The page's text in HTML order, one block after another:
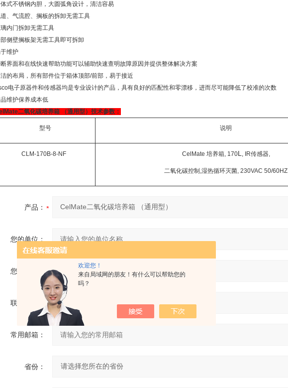
欢迎您！
来自局域网的朋友！有什么可以帮助您的
吗？
式不锈钢内胆，大圆弧角设计，清洁容易
、气流腔、搁板的拆卸无需工具
内门拆卸无需工具
侧壁搁板架无需工具即可拆卸
维护
界面和在线快速帮助功能可以辅助快速查明故障原因并提供整体解决方案
的布局，所有部件位于箱体顶部/前部，易于接近
电子原器件和传感器均是专业设计的产品，具有良好的匹配性和零漂移，进而尽可能降低了校准的次数
维护保养成本低
二氧化碳培养箱 （通用型） 技术参数：
型号 说明
CLM-170B-8-NF CelMate 培养箱, 170L , IR传感器,
二氧化碳控制,湿热循环灭菌, 230VAC 50/60HZ
产品：
您的单位：
您的姓名：
联系电话：
常用邮箱：
省份：